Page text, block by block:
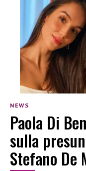
NEWS
Paola Di
sulla
Stefano De